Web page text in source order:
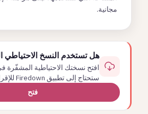
مجانية.
هل تستخدم النسخ الاحتياطي
افتح نسختك الاحتياطية المشفّرة
ستحتاج إلى تطبيق Firedown للإقران.
فتح